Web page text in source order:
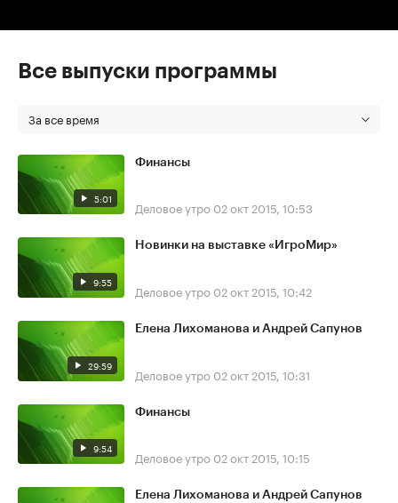
Все выпуски программы
За все время
5:01
Финансы
Деловое утро 02 окт 2015, 10:53
9:55
Новинки на выставке «ИгроМир»
Деловое утро 02 окт 2015, 10:42
29:59
Елена Лихоманова и Андрей Сапунов
Деловое утро 02 окт 2015, 10:31
9:54
Финансы
Деловое утро 02 окт 2015, 10:15
Елена Лихоманова и Андрей Сапунов